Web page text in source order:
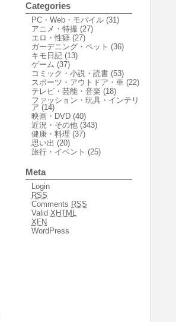
Categories
PC・Web・モバイル (31)
アニメ・特撮 (27)
エロ・性癖 (27)
ガーデニング・ペット (36)
キモ日記 (13)
ゲーム (37)
コミック・小説・読書 (53)
スポーツ・アウトドア・車 (22)
テレビ・芸能・音楽 (18)
ファッション・玩具・インテリ
ア (14)
映画・DVD (40)
近況・その他 (343)
健康・料理 (37)
思い出 (20)
旅行・イベント (25)
Meta
Login
RSS
Comments RSS
Valid XHTML
XFN
WordPress